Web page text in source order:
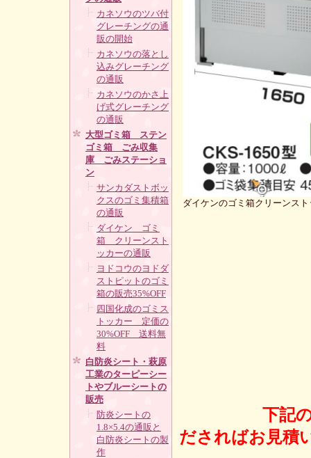
カネソウのツバ付
グレーチングの通
販の開始
カネソウの落とし
込みグレーチング
の通販
カネソウのかさ上
げ式グレーチング
の通販
大型ゴミ箱 ステン
ゴミ箱 ごみ収集
庫 ごみステーショ
ン
サンカダストボッ
クスのゴミ集積箱
の通販
ダイケン ゴミ
箱 クリーンスト
ッカーの通販
ヨドコウのヨドダ
ストピットのゴミ
箱の販売35%OFF
四国化成のゴミス
トッカー 定価の
30%OFF 送料無
料
白防炎シート・萩原
工業のターピーシー
トやブルーシートの
販売
防炎シートの
1.8×5.4の通販と
白防炎シートの製
作
ダイケンのゴミ箱クリーンス
下記
ださればお見積